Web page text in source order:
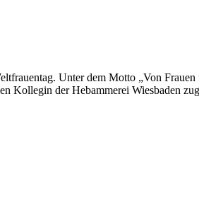
Unter dem Motto „Von
der Hebammerei Wiesbaden